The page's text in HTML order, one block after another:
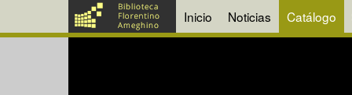
Inicio Noticias Catálogo